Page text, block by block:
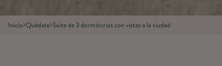
Inicio Quédate Suite de 3 dormitorios con vistas a la ciudad